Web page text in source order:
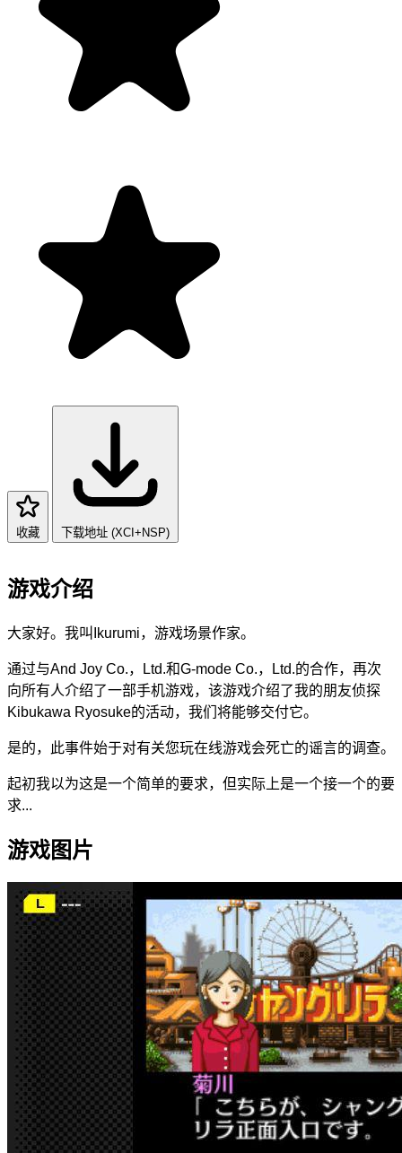
收藏 下载地址 (XCI+NSP)
游戏介绍
大家好。我叫Ikurumi，游戏场景作家。
通过与And Joy Co.，Ltd.和G-mode Co.，Ltd.的合作，再次
向所有人介绍了一部手机游戏，该游戏介绍了我的朋友侦探
Kibukawa Ryosuke的活动，我们将能够交付它。
是的，此事件始于对有关您玩在线游戏会死亡的谣言的调查。
起初我以为这是一个简单的要求，但实际上是一个接一个的要
求...
游戏图片